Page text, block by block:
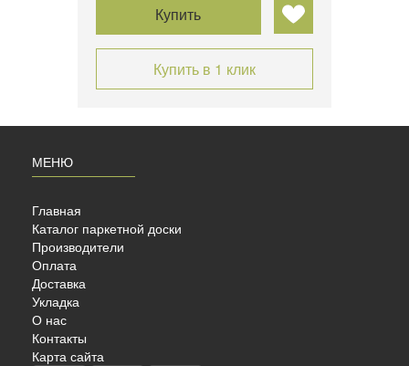
Купить
Купить в 1 клик
МЕНЮ
Главная
Каталог паркетной доски
Производители
Оплата
Доставка
Укладка
О нас
Контакты
Карта сайта